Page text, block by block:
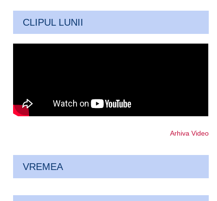
CLIPUL LUNII
Arhiva Video
VREMEA